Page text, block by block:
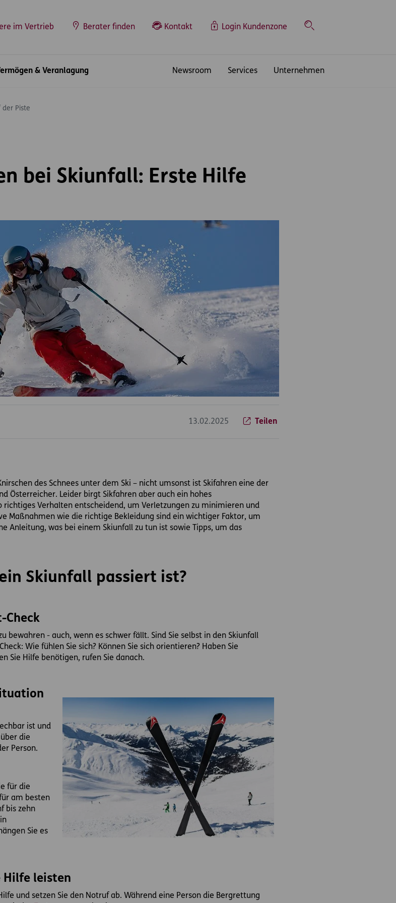
im Vertrieb Berater finden Kontakt Login Kundenzone
Suche
& Veranlagung Newsroom Services Unternehmen
der Piste
bei Skiunfall: Erste Hilfe
13.02.2025 Teilen
des Schnees unter dem Ski – nicht umsonst ist Skifahren eine der
Österreicher. Leider birgt Sikfahren aber auch ein hohes
richtiges Verhalten entscheidend, um Verletzungen zu minimieren und
Maßnahmen wie die richtige Bekleidung sind ein wichtiger Faktor, um
Anleitung, was bei einem Skiunfall zu tun ist sowie Tipps, um das
Skiunfall passiert ist?
Check
bewahren - auch, wenn es schwer fällt. Sind Sie selbst in den Skiunfall
Wie fühlen Sie sich? Können Sie sich orientieren? Haben Sie
Sie Hilfe benötigen, rufen Sie danach.
ist und
die
Person.
für die
am besten
bis zehn
Sie es
Hilfe leisten
und setzen Sie den Notruf ab. Während eine Person die Bergrettung